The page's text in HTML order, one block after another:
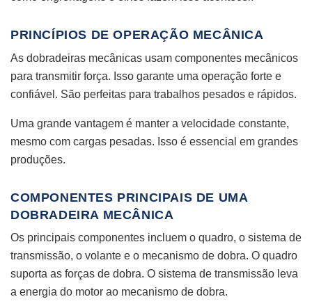
PRINCÍPIOS DE OPERAÇÃO MECÂNICA
As dobradeiras mecânicas usam componentes mecânicos
para transmitir força. Isso garante uma operação forte e
confiável. São perfeitas para trabalhos pesados e rápidos.
Uma grande vantagem é manter a velocidade constante,
mesmo com cargas pesadas. Isso é essencial em grandes
produções.
COMPONENTES PRINCIPAIS DE UMA
DOBRADEIRA MECÂNICA
Os principais componentes incluem o quadro, o sistema de
transmissão, o volante e o mecanismo de dobra. O quadro
suporta as forças de dobra. O sistema de transmissão leva
a energia do motor ao mecanismo de dobra.